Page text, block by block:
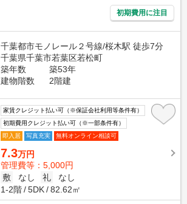
初期費用に注目
千葉都市モノレール２号線/桜木駅 徒歩7分
千葉県千葉市若葉区若松町
築年数
築53年
建物階数
2階建
家賃クレジット払い可（※保証会社利用等条件有）
初期費用クレジット払い可（※一部条件有）
即入居
写真充実 無料オンライン相談可
7.3万円
管理費等：5,000円
敷
なし 礼
なし
1-2階
5DK 82.62㎡